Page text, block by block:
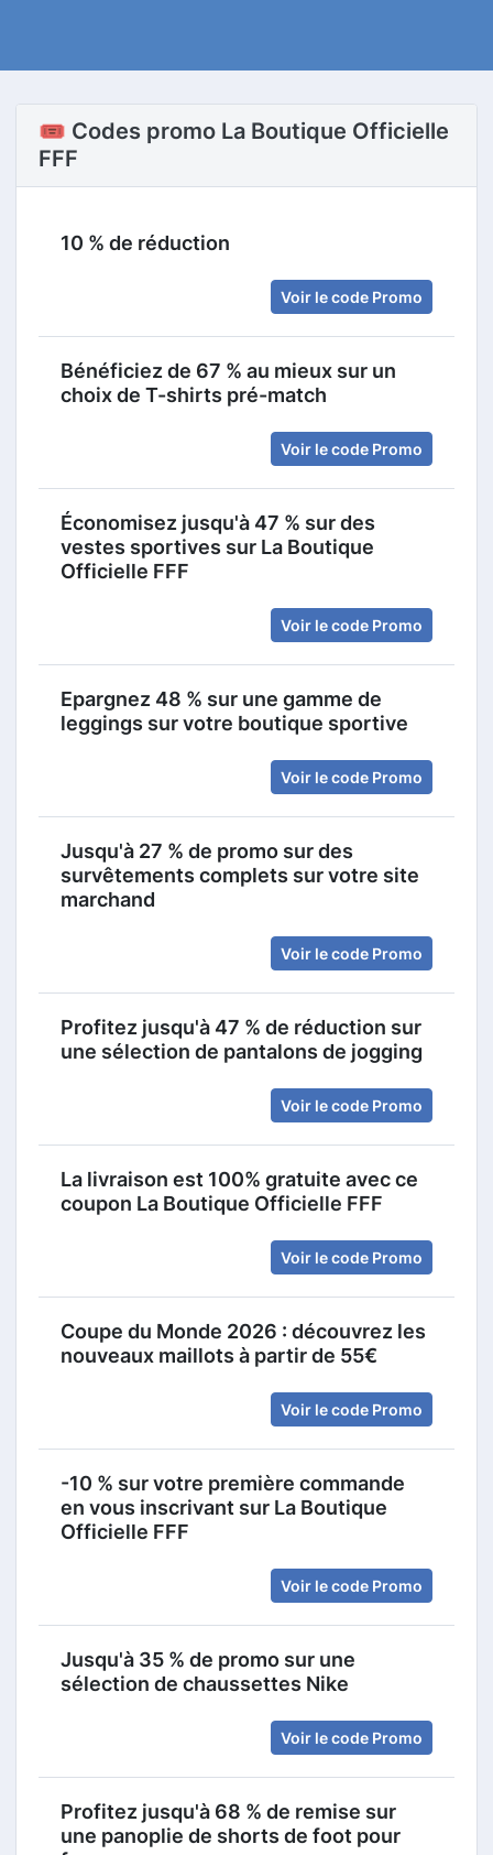
🎟️ Codes promo La Boutique Officielle
FFF
10 % de réduction
Voir le code Promo
Bénéficiez de 67 % au mieux sur un
choix de T-shirts pré-match
Voir le code Promo
Économisez jusqu'à 47 % sur des
vestes sportives sur La Boutique
Officielle FFF
Voir le code Promo
Epargnez 48 % sur une gamme de
leggings sur votre boutique sportive
Voir le code Promo
Jusqu'à 27 % de promo sur des
survêtements complets sur votre site
marchand
Voir le code Promo
Profitez jusqu'à 47 % de réduction sur
une sélection de pantalons de jogging
Voir le code Promo
La livraison est 100% gratuite avec ce
coupon La Boutique Officielle FFF
Voir le code Promo
Coupe du Monde 2026 : découvrez les
nouveaux maillots à partir de 55€
Voir le code Promo
-10 % sur votre première commande
en vous inscrivant sur La Boutique
Officielle FFF
Voir le code Promo
Jusqu'à 35 % de promo sur une
sélection de chaussettes Nike
Voir le code Promo
Profitez jusqu'à 68 % de remise sur
une panoplie de shorts de foot pour